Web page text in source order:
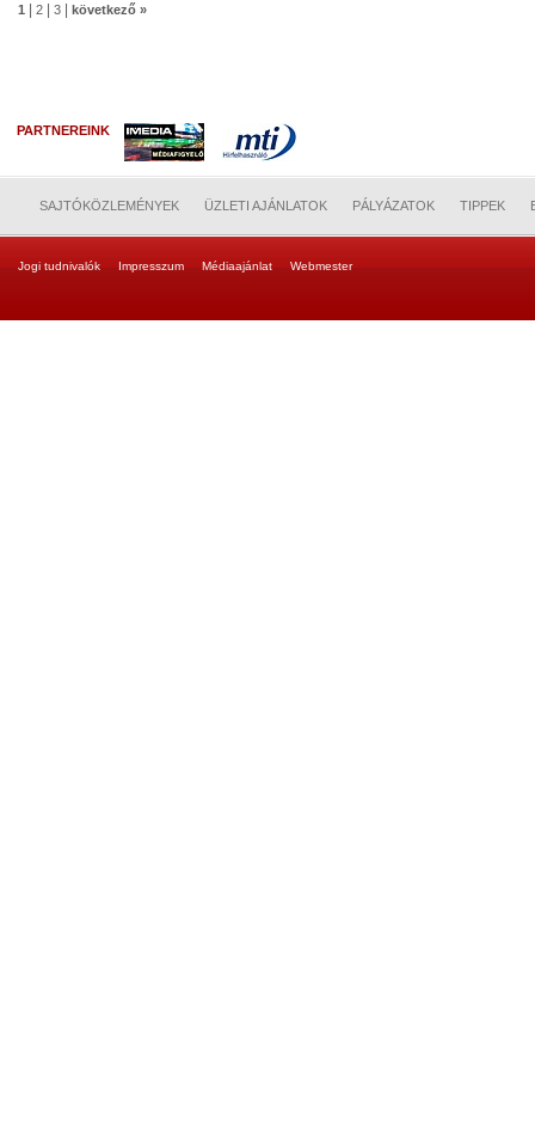
1 2 3 következő »
PARTNEREINK
SAJTÓKÖZLEMÉNYEK ÜZLETI AJÁNLATOK PÁLYÁZATOK TIPPEK
Jogi tudnivalók Impresszum Médiaajánlat Webmester